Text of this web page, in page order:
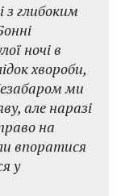
з глибоким
ночі в
хвороби,
ми
але наразі
на
впоратися
у